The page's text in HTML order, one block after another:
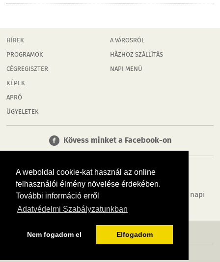
A weboldal cookie-kat használ az online
felhasználói élmény növelése érdekében.
További információ erről
Adatvédelmi Szabályzatunkban
Nem fogadom el Elfogadom
HÍREK
PROGRAMOK
CÉGREGISZTER
KÉPEK
APRÓ
ÜGYELETEK
A VÁROSRÓL
HÁZHOZ SZÁLLÍTÁS
NAPI MENÜ
Kövess minket a Facebook-on
Tudj meg többet városodról! Hírek, programok, képek, napi
menü, cégek…. és minden, ami Rábaköz
MÉDIAAJÁNLÓ ADATVÉDELEM IMPRESSZUM RÓLUNK